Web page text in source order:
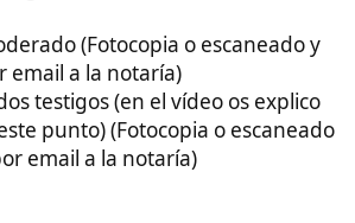
(normalmente tarda
algo más) y os mandará un
es para que ella pida
de hacer el poder y que le
el formulario, tenéis que
que firmarlo, escanearlo y